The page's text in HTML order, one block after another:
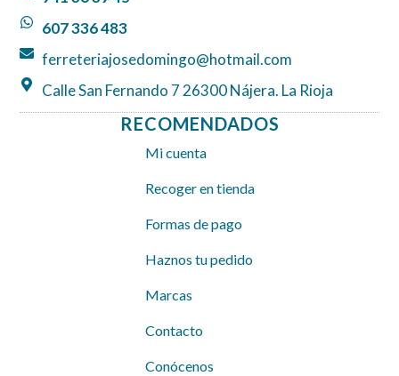
607 336 483
ferreteriajosedomingo@hotmail.com
Calle San Fernando 7 26300 Nájera. La Rioja
RECOMENDADOS
Mi cuenta
Recoger en tienda
Formas de pago
Haznos tu pedido
Marcas
Contacto
Conócenos